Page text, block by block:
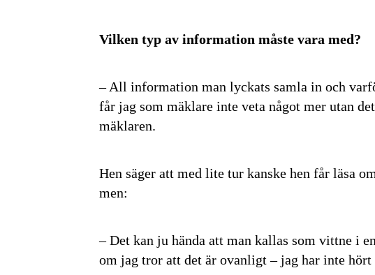
Vilken typ av information måste vara med?
– All information man lyckats samla in och
får jag som mäklare inte veta något mer utan
mäklaren.
Hen säger att med lite tur kanske hen får läsa
men:
– Det kan ju hända att man kallas som vittne i
om jag tror att det är ovanligt – jag har inte hört